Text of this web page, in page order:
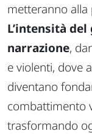
metteranno alla
L’intensità
narrazione,
e violenti, dove
diventano
combattimento
trasformando